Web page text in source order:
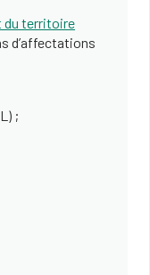
du territoire
d’affectations
;